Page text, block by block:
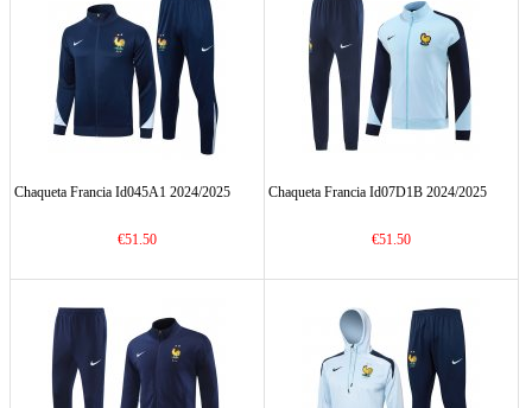
Chaqueta Francia Id045A1 2024/2025
€51.50
Chaqueta Francia Id07D1B 2024/2025
€51.50